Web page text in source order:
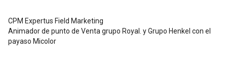
CPM Expertus Field Marketing
Animador de punto de Venta grupo Royal. y Grupo Henkel con el
payaso Micolor